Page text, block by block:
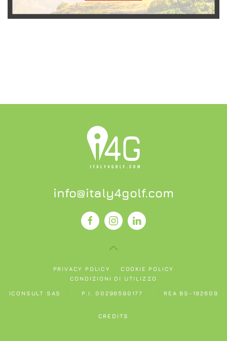
SCOPRI L'OFFERTA
info@italy4golf.com
PRIVACY POLICY
COOKIE POLICY
CONDIZIONI DI UTILIZZO
ICONSULT SAS P.I. 00296590177 REA BS-182609
CREDITS